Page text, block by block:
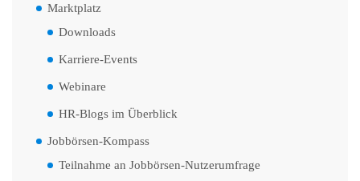
Marktplatz
Downloads
Karriere-Events
Webinare
HR-Blogs im Überblick
Jobbörsen-Kompass
Teilnahme an Jobbörsen-Nutzerumfrage